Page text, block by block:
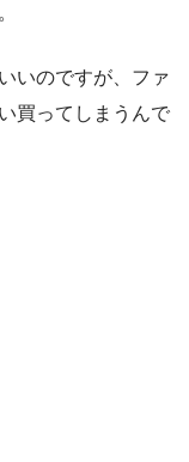
いのですが、ファ
買ってしまうんで